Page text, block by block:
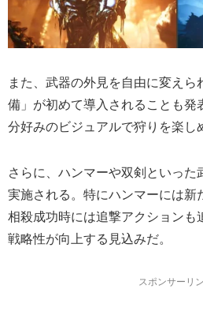
また、武器の外見を自由に変えら
備」が初めて導入されることも発
分好みのビジュアルで狩りを楽し
さらに、ハンマーや双剣といった
実施される。特にハンマーには新
相殺成功時には追撃アクションも
戦略性が向上する見込みだ。
スポンサーリ